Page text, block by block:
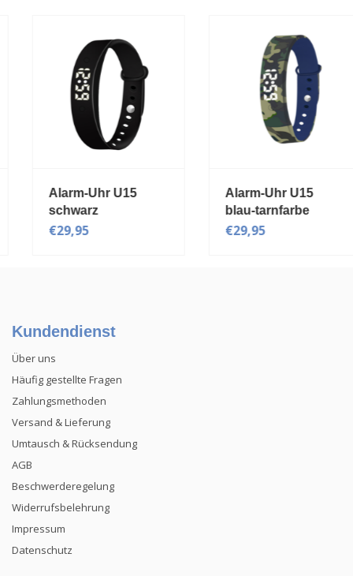
Alarm-Uhr U15
schwarz
€29,95
Alarm-Uhr U15
blau-tarnfarbe
€29,95
Kundendienst
Über uns
Häufig gestellte Fragen
Zahlungsmethoden
Versand & Lieferung
Umtausch & Rücksendung
AGB
Beschwerderegelung
Widerrufsbelehrung
Impressum
Datenschutz